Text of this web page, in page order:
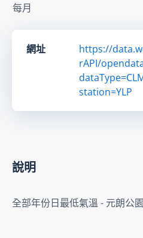
每月
網址
https://
rAPI/
station=YLP
說明
全部年份日最低氣溫 - 元朗公園